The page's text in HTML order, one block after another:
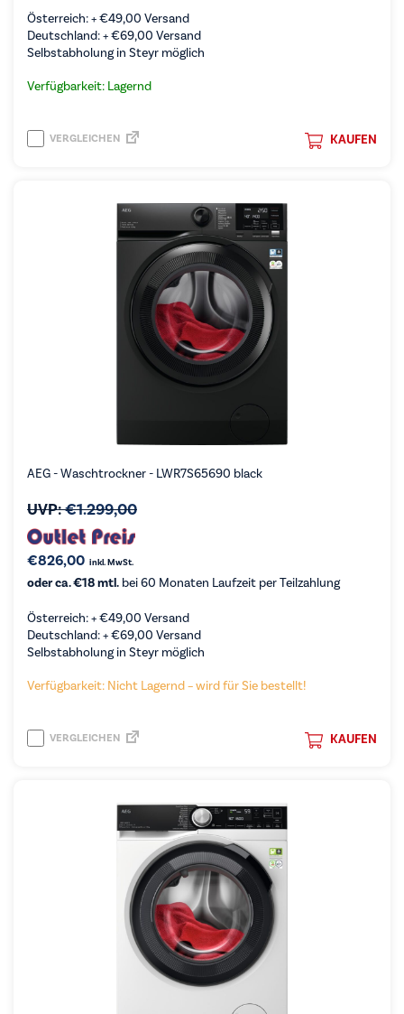
Österreich: +€49,00 Versand
Deutschland: +€69,00 Versand
Selbstabholung in Steyr möglich
Verfügbarkeit: Lagernd
KAUFEN
VERGLEICHEN
AEG - Waschtrockner - LWR7S65690 black
UVP:€1.299,00
€826,00 inkl. MwSt.
oder ca. €18 mtl. bei 60 Monaten Laufzeit per Teilzahlung
Österreich: +€49,00 Versand
Deutschland: +€69,00 Versand
Selbstabholung in Steyr möglich
Verfügbarkeit: Nicht Lagernd – wird für Sie bestellt!
KAUFEN
VERGLEICHEN